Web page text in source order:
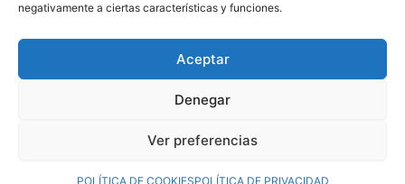
negativamente a ciertas características y funciones.
Aceptar
Denegar
Ver preferencias
POLÍTICA DE COOKIESPOLÍTICA DE PRIVACIDAD
Copyright © 2026 Aceros Llobregat